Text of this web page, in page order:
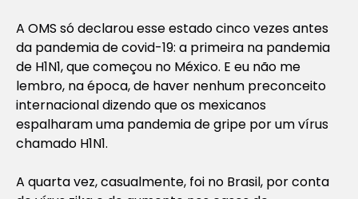
A OMS só declarou esse estado cinco vezes antes
da pandemia de covid-19: a primeira na pandemia
de H1N1, que começou no México. E eu não me
lembro, na época, de haver nenhum preconceito
internacional dizendo que os mexicanos
espalharam uma pandemia de gripe por um vírus
chamado H1N1.
A quarta vez, casualmente, foi no Brasil, por conta